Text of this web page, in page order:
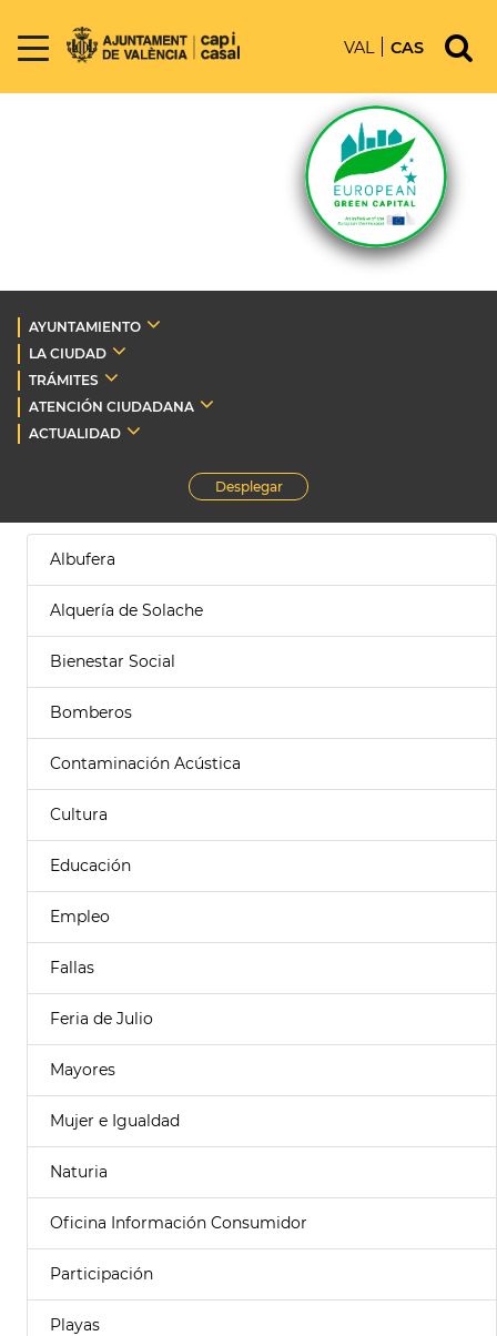
VAL CAS
AYUNTAMIENTO
LA CIUDAD
TRÁMITES
ATENCIÓN CIUDADANA
ACTUALIDAD
Desplegar
Albufera
Alquería de Solache
Bienestar Social
Bomberos
Contaminación Acústica
Cultura
Educación
Empleo
Fallas
Feria de Julio
Mayores
Mujer e Igualdad
Naturia
Oficina Información Consumidor
Participación
Playas